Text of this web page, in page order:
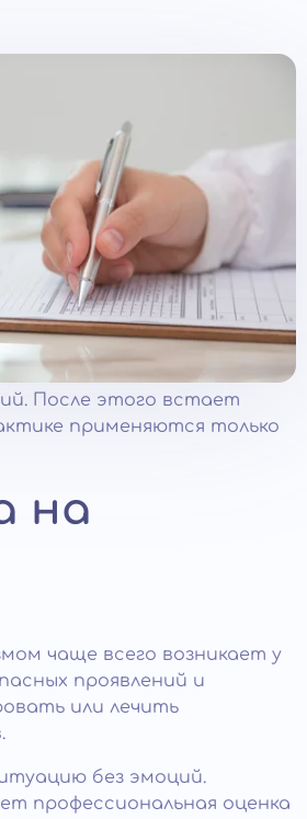
После этого встает
применяются только
на
чаще всего возникает у
проявлений и
или лечить
без эмоций.
профессиональная оценка